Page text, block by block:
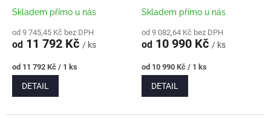
A
Skladem přímo u nás
od 9 745,45 Kč bez DPH
od 11 792 Kč / ks
Měrná
cena:
od 11 792 Kč / 1 ks
DETAIL
A
Skladem přímo u nás
od 9 082,64 Kč bez DPH
od 10 990 Kč / ks
Měrná
cena:
od 10 990 Kč / 1 ks
DETAIL